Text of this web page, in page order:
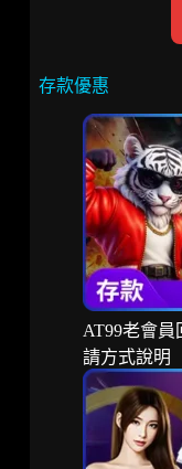
存款優惠
AT99老會
請方式說明